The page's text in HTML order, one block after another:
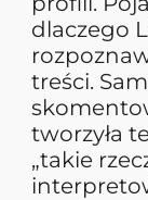
dlaczego
treści.
tworzyła
„takie